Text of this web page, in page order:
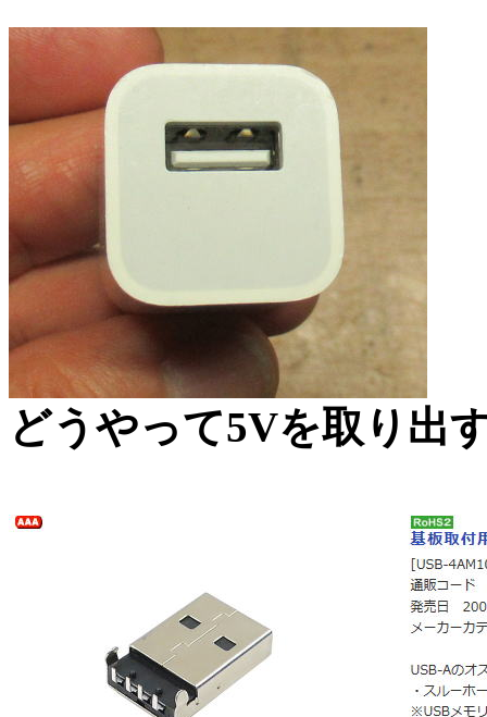
どうやって5Vを取り出